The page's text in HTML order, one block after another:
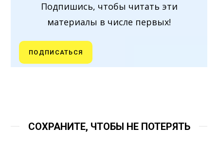
Подпишись, чтобы читать эти
материалы в числе первых!
ПОДПИСАТЬСЯ
СОХРАНИТЕ, ЧТОБЫ НЕ ПОТЕРЯТЬ